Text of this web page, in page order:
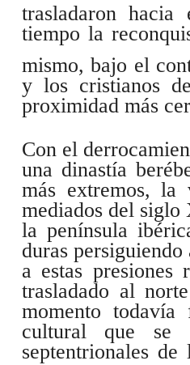
trasladaron
tiempo la
mismo, bajo el
y los cristianos
proximidad más
Con el
una dinastía
más extremos,
mediados del
la península
duras
a estas presiones
trasladado al
momento
cultural que se
septentrionales